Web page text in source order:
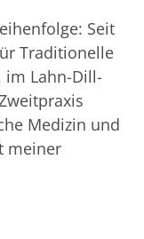
Seit
Traditionelle
im Lahn-Dill-
Medizin und
meiner